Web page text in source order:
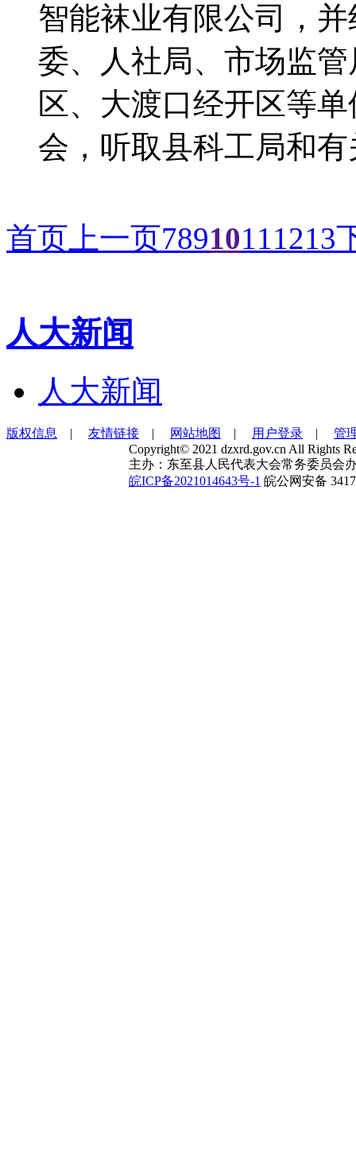
智能袜业有限公司，
委、人社局、市场监
区、大渡口经开区等
会，听取县科工局和
首页 上一页78910111213
人大新闻
人大新闻
版权信息 | 友情链接 | 网站地图 | 用户登录 | 管
Copyright© 2021 dzxrd.gov.cn All Rights
主办：东至县人民代表大会常务委员会
皖ICP备2021014643号-1 皖公网安备